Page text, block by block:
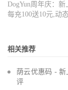
DogYun周年庆：新
每充100送10元,动
相关推荐
荫云优惠码 - 新
评